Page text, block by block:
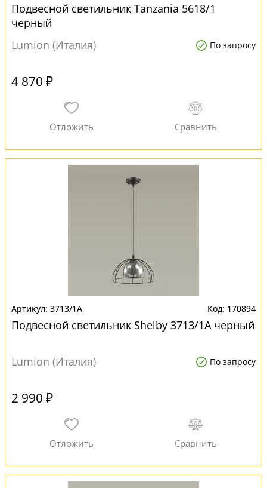
Подвесной светильник Tanzania 5618/1
черный
Lumion (Италия)
По запросу
4 870 ₽
3713/1A 170894
Подвесной светильник Shelby 3713/1A черный
Lumion (Италия) По запросу
2 990 ₽